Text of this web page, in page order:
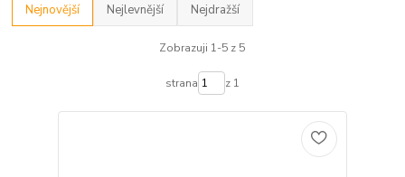
Nejnovější Nejlevnější Nejdražší
Zobrazuji 1-5 z 5
strana z 1